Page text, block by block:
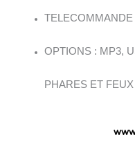
TELECOMMANDE
OPTIONS : MP3,
PHARES ET